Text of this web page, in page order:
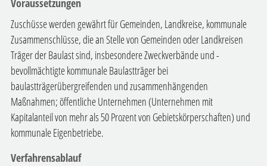
Voraussetzungen
Zuschüsse werden gewährt für Gemeinden, Landkreise, kommunale
Zusammenschlüsse, die an Stelle von Gemeinden oder Landkreisen
Träger der Baulast sind, insbesondere Zweckverbände und -
bevollmächtigte kommunale Baulastträger bei
baulastträgerübergreifenden und zusammenhängenden
Maßnahmen; öffentliche Unternehmen (Unternehmen mit
Kapitalanteil von mehr als 50 Prozent von Gebietskörperschaften) und
kommunale Eigenbetriebe.
Verfahrensablauf